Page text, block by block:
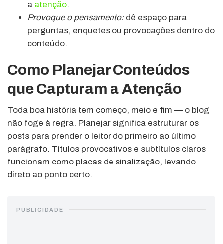
a atenção.
Provoque o pensamento:dê espaço para
perguntas, enquetes ou provocações dentro do
conteúdo.
Como Planejar Conteúdos
que Capturam a Atenção
Toda boa história tem começo, meio e fim — o blog
não foge à regra. Planejar significa estruturar os
posts para prender o leitor do primeiro ao último
parágrafo. Títulos provocativos e subtítulos claros
funcionam como placas de sinalização, levando
direto ao ponto certo.
PUBLICIDADE